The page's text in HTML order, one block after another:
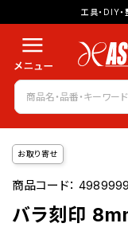
工具・DIY
お取り寄せ
商品コード：
バラ刻印